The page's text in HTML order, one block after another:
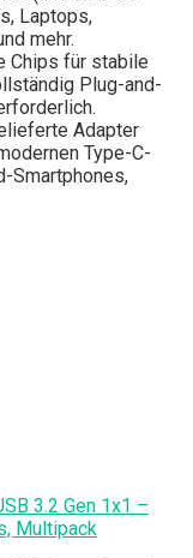
Laptops,
mehr.
Chips für stabile
Plug-and-
Adapter
Type-C-
Smartphones,
3.2 Gen 1x1 –
Multipack